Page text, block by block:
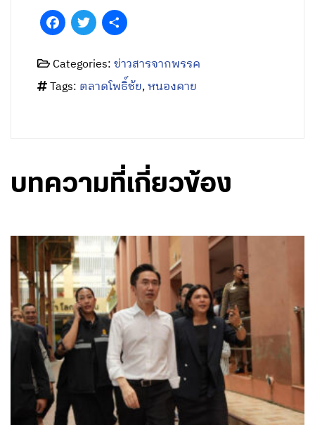
Tags:ตลาดโพธิ์ชัย
August 7, 2026 - 15:18 โดย พรรคเพื่อไทย
‘ศ.ดร.ยศชนัน’ ลงพื้นที่เหตุกราดยิง รร.เทพศิรินทร์ นนทบุรี
สั่งยกระดับความปลอดภัยสถานศึกษาทั่วประเทศ-แก้ปมบูล